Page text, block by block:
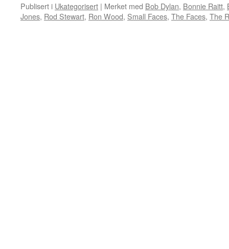
Publisert i Ukategorisert | Merket med Bob Dylan, Bonnie Raitt,
Jones, Rod Stewart, Ron Wood, Small Faces, The Faces, The